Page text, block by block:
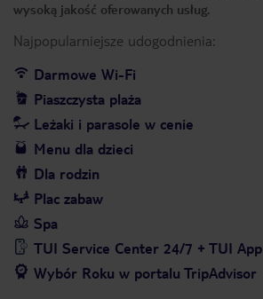
wysoką jakość oferowanych usług.
Najpopularniejsze udogodnienia:
Darmowe Wi-Fi
Piaszczysta plaża
Leżaki i parasole w cenie
Menu dla dzieci
Dla rodzin
Plac zabaw
Spa
TUI Service Center 24/7 + TUI App
Wybór Roku w portalu TripAdvisor